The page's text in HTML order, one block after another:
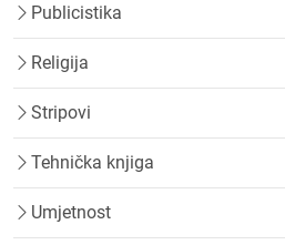
Publicistika
Religija
Stripovi
Tehnička knjiga
Umjetnost